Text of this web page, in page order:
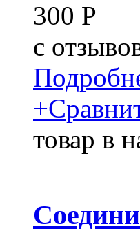
300 Р
c
+
товар в